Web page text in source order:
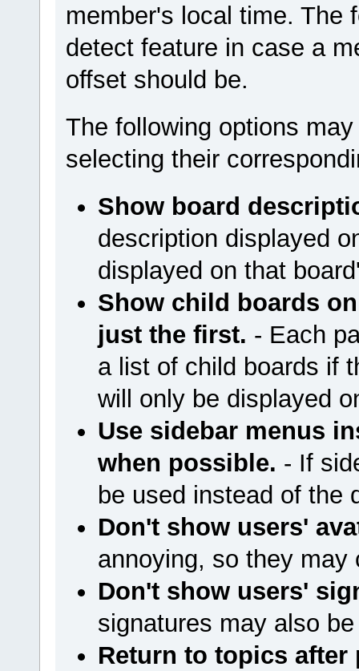
member's local time. The
detect feature in case a
offset should be.
The following options
selecting their
Show board
description displayed
displayed on that
Show child boards
just the first. - Each
a list of child boards if
will only be displayed
Use sidebar menus
when possible. - If
be used instead of the
Don't show users'
annoying, so they may
Don't show users'
signatures may also
Return to topics